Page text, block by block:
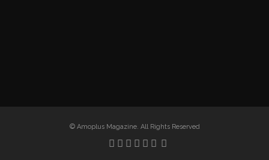
© Amoplus Magazine. All Rights Reserved